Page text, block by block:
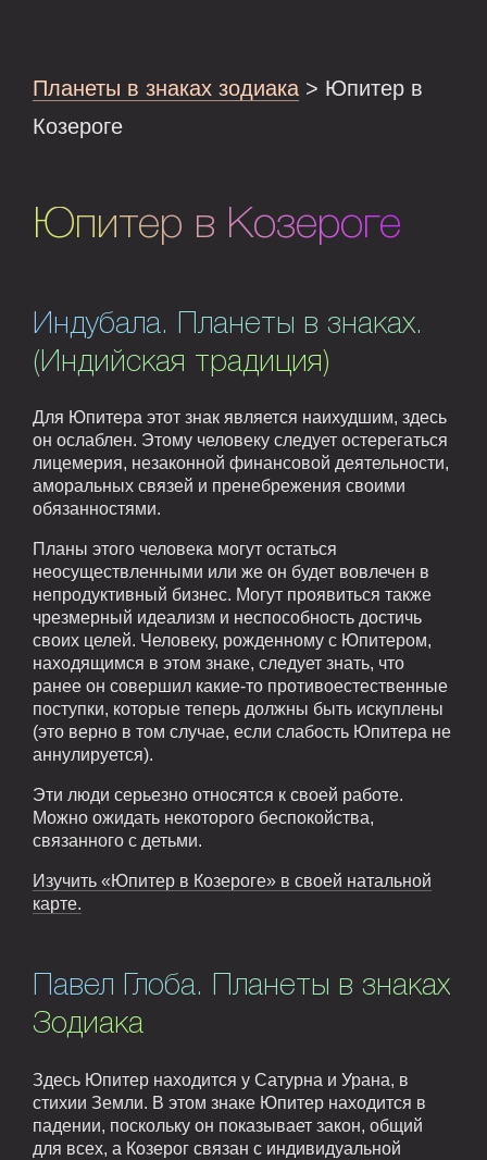
Планеты в знаках зодиака > Юпитер в
Козероге
Юпитер в Козероге
Индубала. Планеты в знаках.
(Индийская традиция)
Для Юпитера этот знак является наихудшим, здесь
он ослаблен. Этому человеку следует остерегаться
лицемерия, незаконной финансовой деятельности,
аморальных связей и пренебрежения своими
обязанностями.
Планы этого человека могут остаться
неосуществленными или же он будет вовлечен в
непродуктивный бизнес. Могут проявиться также
чрезмерный идеализм и неспособность достичь
своих целей. Человеку, рожденному с Юпитером,
находящимся в этом знаке, следует знать, что
ранее он совершил какие-то противоестественные
поступки, которые теперь должны быть искуплены
(это верно в том случае, если слабость Юпитера не
аннулируется).
Эти люди серьезно относятся к своей работе.
Можно ожидать некоторого беспокойства,
связанного с детьми.
Изучить «Юпитер в Козероге» в своей натальной
карте.
Павел Глоба. Планеты в знаках
Зодиака
Здесь Юпитер находится у Сатурна и Урана, в
стихии Земли. В этом знаке Юпитер находится в
падении, поскольку он показывает закон, общий
для всех, а Козерог связан с индивидуальной